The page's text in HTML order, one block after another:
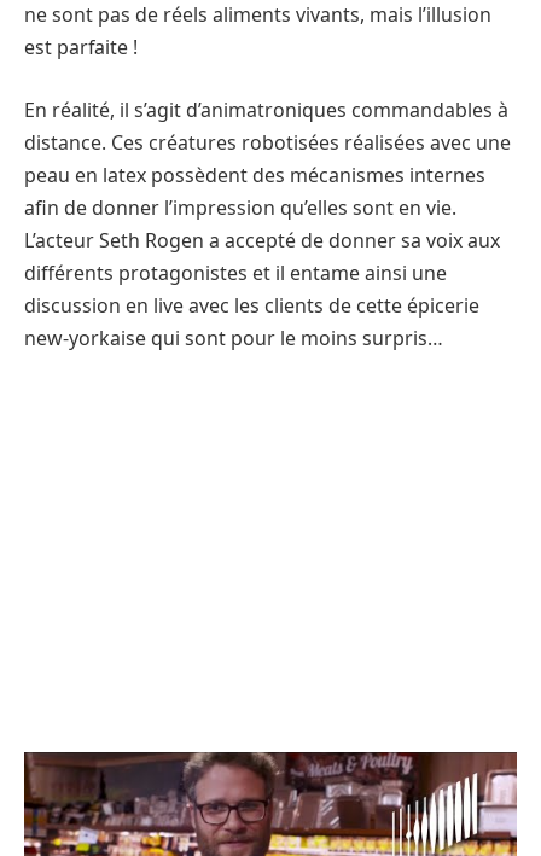
ne sont pas de réels aliments vivants, mais l’illusion
est parfaite !
En réalité, il s’agit d’animatroniques commandables à
distance. Ces créatures robotisées réalisées avec une
peau en latex possèdent des mécanismes internes
afin de donner l’impression qu’elles sont en vie.
L’acteur Seth Rogen a accepté de donner sa voix aux
différents protagonistes et il entame ainsi une
discussion en live avec les clients de cette épicerie
new-yorkaise qui sont pour le moins surpris…